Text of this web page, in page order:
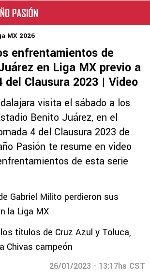
MX 2026
enfrentamientos de
en Liga MX previo a
del Clausura 2023 | Video
visita el sábado a los
Benito Juárez, en el
4 del Clausura 2023 de
Pasión te resume en video
de esta serie
Gabriel Milito perdieron sus
la Liga MX
títulos de Cruz Azul y Toluca,
Chivas campeón
26/01/2023 - 13:17hs CST